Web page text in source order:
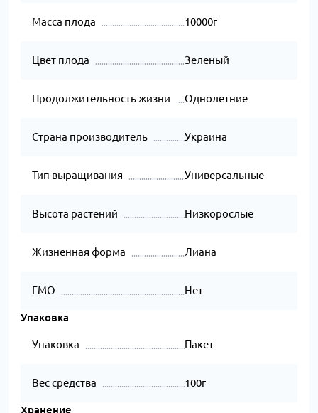
Масса плода 10000г
Цвет плода Зеленый
Продолжительность жизни Однолетние
Страна производитель Украина
Тип выращивания Универсальные
Высота растений Низкорослые
Жизненная форма Лиана
ГМО Нет
Упаковка
Упаковка Пакет
Вес средства 100г
Хранение